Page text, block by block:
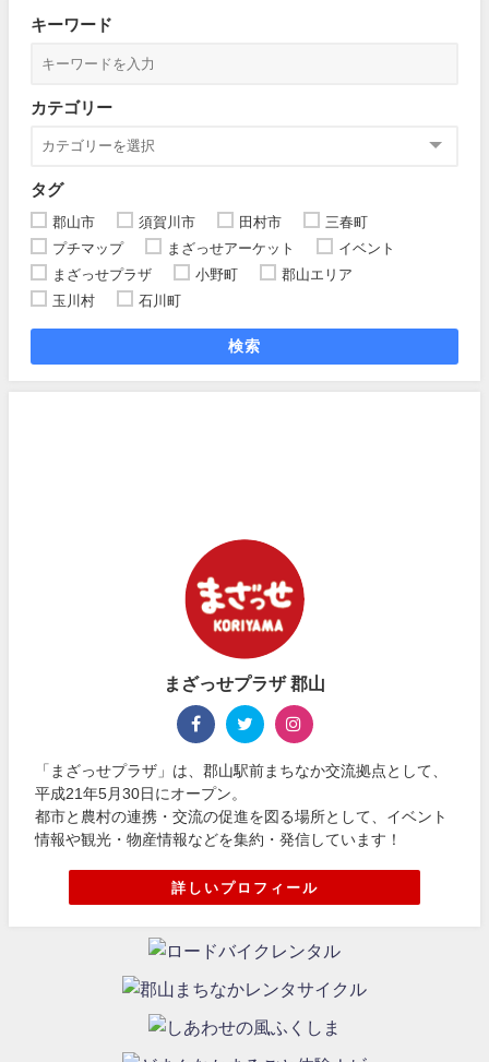
キーワード
カテゴリー
タグ
郡山市 須賀川市 田村市
三春町
プチマップ
まざっせアーケット
イベント
まざっせプラザ
小野町
郡山エリア
玉川村
石川町
検索
まざっせプラザ 郡山
「まざっせプラザ」は、郡山駅前まちなか交流拠点として、
平成21年5月30日にオープン。
都市と農村の連携・交流の促進を図る場所として、イベント
情報や観光・物産情報などを集約・発信しています！
詳しいプロフィール